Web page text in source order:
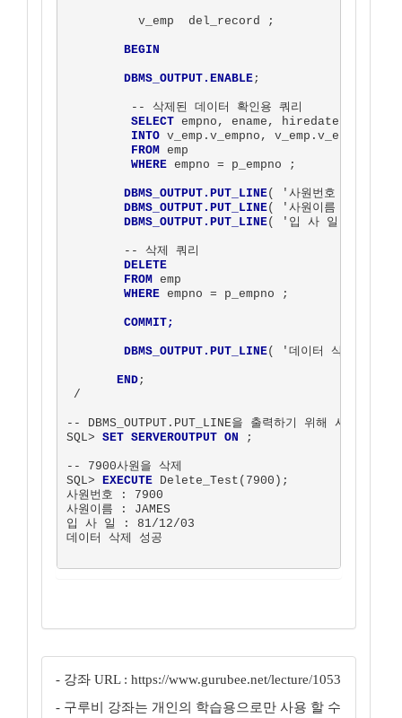
          v_emp  del_record ;
BEGIN
DBMS_OUTPUT.ENABLE;
         -- 삭제된 데이터 확인용 쿼리
SELECT empno, ename, hiredate
INTO v_emp.v_empno, v_emp.v_ename,
FROM emp
WHERE empno = p_empno ;
DBMS_OUTPUT.PUT_LINE( '사원번호 : ' ||
DBMS_OUTPUT.PUT_LINE( '사원이름 : ' ||
DBMS_OUTPUT.PUT_LINE( '입 사 일 : ' ||
        -- 삭제 쿼리
DELETE
FROM emp
WHERE empno = p_empno ;
COMMIT;
DBMS_OUTPUT.PUT_LINE( '데이터 삭제 성공
END;
/
-- DBMS_OUTPUT.PUT_LINE을 출력하기 위해 사용
SQL> SET SERVEROUTPUT ON ;
-- 7900사원을 삭제
SQL> EXECUTE Delete_Test(7900);
사원번호 : 7900
사원이름 : JAMES
입 사 일 : 81/12/03
데이터 삭제 성공
- 강좌 URL : https://www.gurubee.net/lecture/1053
- 구루비 강좌는 개인의 학습용으로만 사용 할 수